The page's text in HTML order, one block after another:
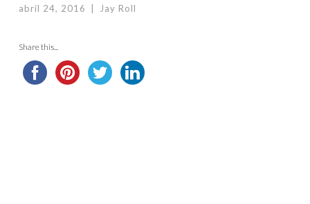
abril 24, 2016 Jay Roll
Share this...